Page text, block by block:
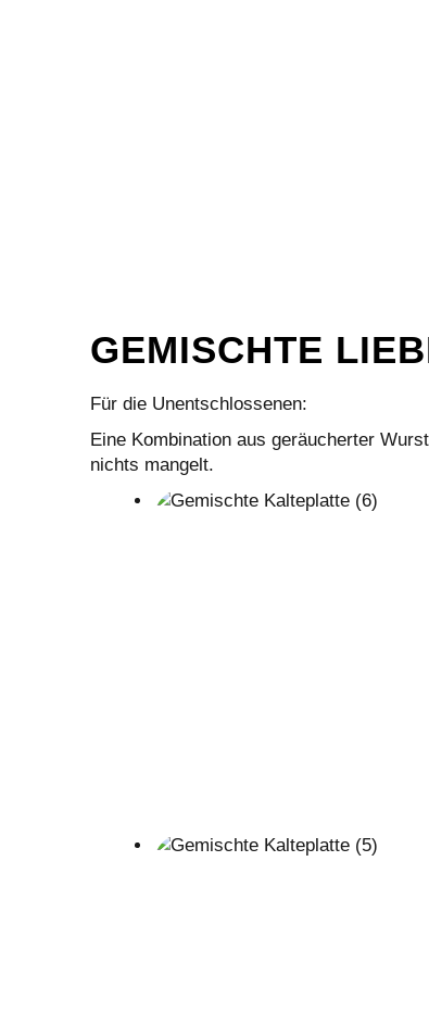
GEMISCHTE
Für die Unentschlossenen:
Eine Kombination aus geräucherter
nichts mangelt.